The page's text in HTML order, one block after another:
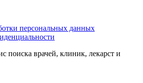
персональных данных
поиска врачей, клиник, лекарст и